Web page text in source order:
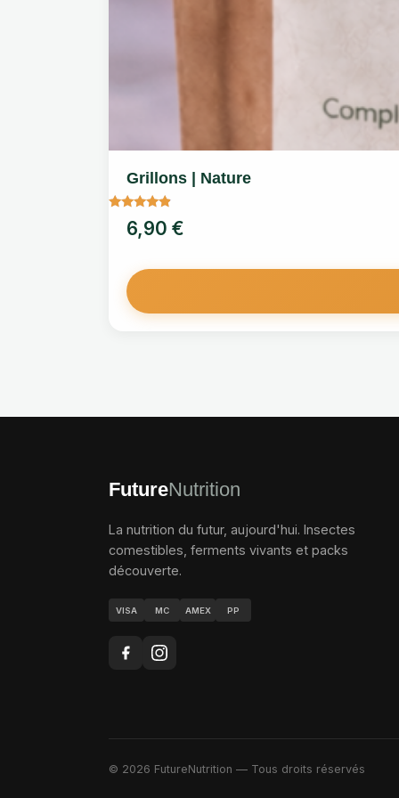
62,00 €.
49,00 €.
Grillons | Nature
Note
4.67
sur 5
6,90 €
FutureNutrition
La nutrition du futur, aujourd'hui. Insectes
comestibles, ferments vivants et packs
découverte.
VISA MC AMEX PP
© 2026 FutureNutrition — Tous droits réservés